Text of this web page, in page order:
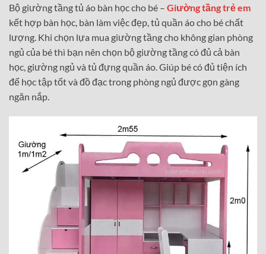
Bộ giường tầng tủ áo bàn học cho bé – Giường tầng trẻ em
kết hợp bàn học, bàn làm việc đẹp, tủ quần áo cho bé chất
lượng. Khi chọn lựa mua giường tầng cho không gian phòng
ngủ của bé thì bạn nên chọn bộ giường tầng có đủ cả bàn
học, giường ngủ và tủ đựng quần áo. Giúp bé có đủ tiện ích
để học tập tốt và đồ đạc trong phòng ngủ được gọn gàng
ngăn nắp.